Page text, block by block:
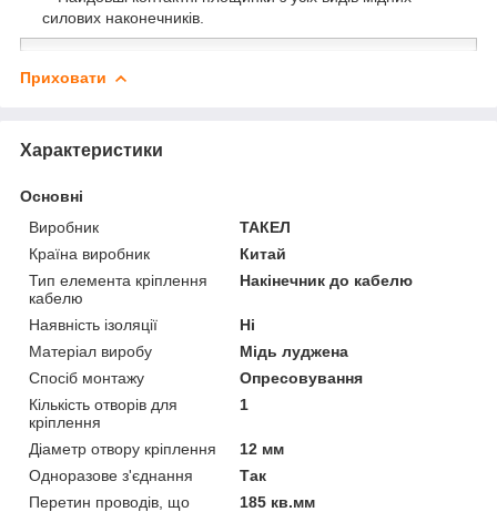
силових наконечників.
Приховати
Характеристики
Основні
Виробник
ТАКЕЛ
Країна виробник
Китай
Тип елемента кріплення
кабелю
Накінечник до кабелю
Наявність ізоляції
Ні
Матеріал виробу
Мідь луджена
Спосіб монтажу
Опресовування
Кількість отворів для
кріплення
1
Діаметр отвору кріплення
12 мм
Одноразове з'єднання
Так
Перетин проводів, що
185 кв.мм